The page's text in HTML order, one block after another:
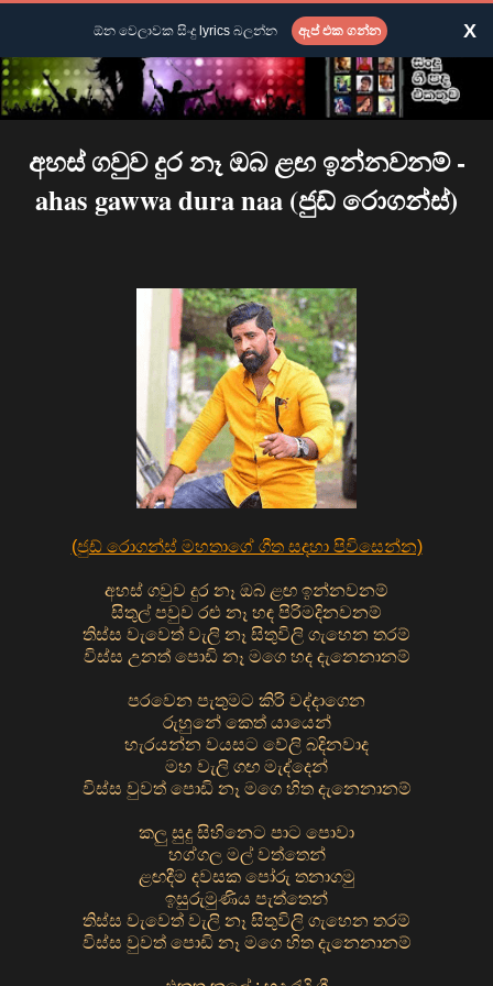
අහස් ගවුව දුර නෑ ඔබ ළඟ ඉන්නවනම් -
ahas gawwa dura naa (ජුඩ් රොගන්ස්)
(ජුඩ් රොගන්ස් මහතාගේ ගීත සදහා පිවිසෙන්න)
අහස් ගවුව දුර නෑ ඔබ ළඟ ඉන්නවනම්
සිතුල් පවුව රළු නෑ හඳ පිරිමදිනවනම්
තිස්ස වැවෙත් වැලි නෑ සිතුවිලි ගැහෙන තරම්
විස්ස උනත් පොඩි නෑ මගෙ හද දැනෙනානම්
පරවෙන පැතුමට කිරි වද්දාගෙන
රුහුනේ කෙත් යායෙන්
හැරයන්න වයසට වේලි බදිනවාද
මහ වැලි ගඟ මැද්දෙන්
විස්ස වුවත් පොඩි නෑ මගෙ හිත දැනෙනානම්
කලු සුදු සිහිනෙට පාට පොවා
හග්ගල මල් වත්තෙන්
ළඟදීම දවසක පෝරු තනාගමු
ඉසුරුමුණිය පැත්තෙන්
තිස්ස වැවෙත් වැලි නෑ සිතුවිලි ගැහෙන තරම්
විස්ස වුවත් පොඩි නෑ මගෙ හිත දැනෙනානම්
ඕන වෙලාවක සිංදු lyrics බලන්න ඇප් එක ගන්න X